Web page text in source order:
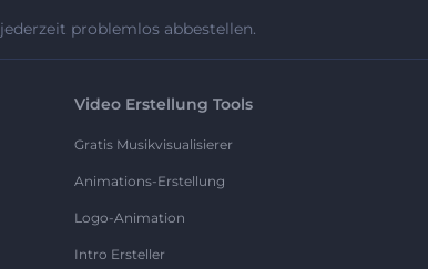
problemlos abbestellen.
Video Erstellung Tools
Gratis Musikvisualisierer
Animations-Erstellung
Logo-Animation
Intro Ersteller